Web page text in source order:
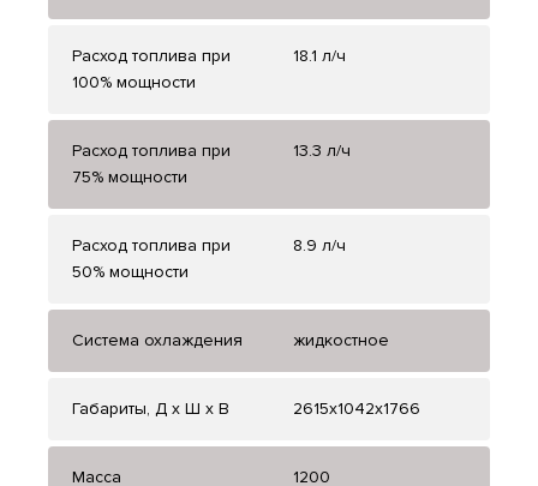
Расход топлива при
100% мощности
18.1 л/ч
Расход топлива при
75% мощности
13.3 л/ч
Расход топлива при
50% мощности
8.9 л/ч
Система охлаждения жидкостное
Габариты, Д x Ш x В 2615x1042x1766
Масса 1200